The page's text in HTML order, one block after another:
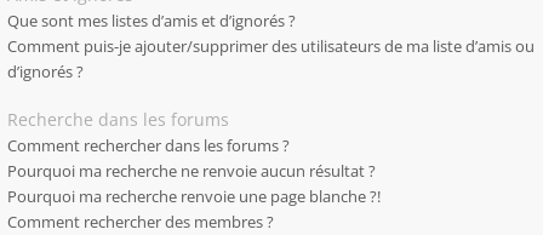
Que sont mes listes d’amis et d’ignorés ?
Comment puis-je ajouter/supprimer des utilisateurs de ma liste d’amis ou
d’ignorés ?
Recherche dans les forums
Comment rechercher dans les forums ?
Pourquoi ma recherche ne renvoie aucun résultat ?
Pourquoi ma recherche renvoie une page blanche ?!
Comment rechercher des membres ?